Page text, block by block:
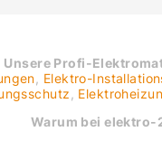
Unsere Profi-
Elektro-
Warum bei elektro-